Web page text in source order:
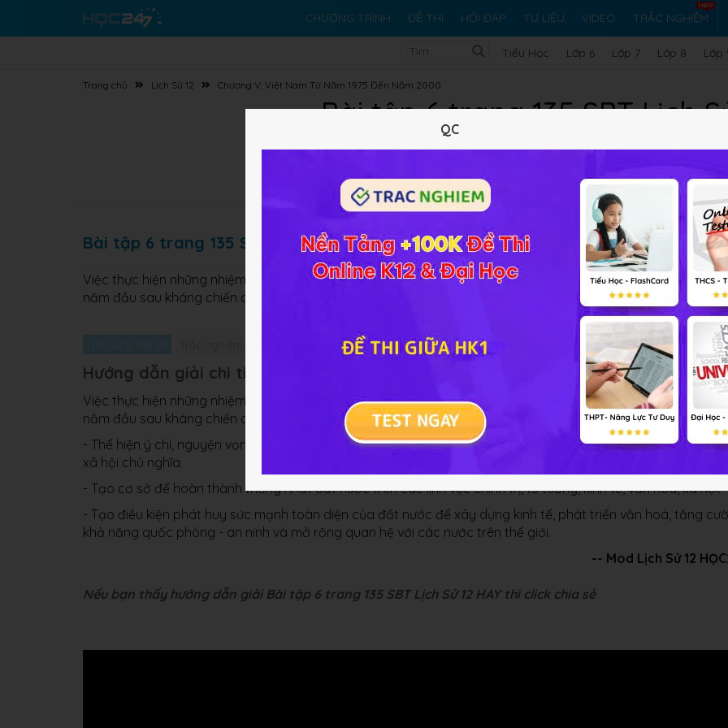
CHƯƠNG TRÌNH ĐỀ THI HỎI ĐÁP TƯ LIỆU VIDEO TRẮC NGHIỆM
Tiểu Học Lớp 6 Lớp 7 Lớp 8 Lớp
Trang chủ Lịch Sử 12 Chương V: Việt Nam Từ Năm 1975 Đến Năm 2000
Bài tập 6 trang 135 SBT Lịch
10 trắc nghiệm
Lý thuyết 10Trắc nghiệm 19BT SGK 107FAQ
Bài tập 6 trang 135 SBT Lịch Sử 12
Việc thực hiện những nhiệm vụ cấp bách trước mắt và hoàn thành thống nhất đất nước về mặt nhà nước
năm đầu sau kháng chiến chống Mĩ thắng lợi có ý nghĩa gì?
Giải bài tập Lịch sử 12 Bài 24
Hướng dẫn giải chi tiết bài 6
Việc thực hiện những nhiệm vụ cấp bách trước mắt và hoàn thành thống nhất đất nước về mặt nhà nước
năm đầu sau kháng chiến chống Mĩ thắng lợi có ý nghĩa:
- Thể hiện ý chí, nguyện vọng của cả dân tộc Việt Nam là xây dựng một nước Việt Nam thống nhất, độc lập
xã hội chủ nghĩa.
- Tạo cơ sở để hoàn thành thống nhất đất nước trên các lĩnh vực chính trị, tư tưởng, kinh tế, văn hoá, xã hội.
- Tạo điều kiện phát huy sức mạnh toàn diện của đất nước để xây dựng kinh tế, phát triển văn hoá, tăng
khả năng quốc phòng - an ninh và mở rộng quan hệ với các nước trên thế giới.
-- Mod Lịch Sử 12
Nếu bạn thấy hướng dẫn giải Bài tập 6 trang 135 SBT Lịch Sử 12 HAY thì click chia sẻ
QC